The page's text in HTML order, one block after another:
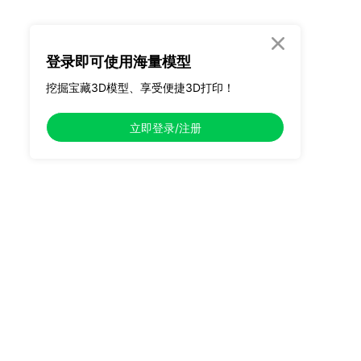
登录即可使用海量模型
挖掘宝藏3D模型、享受便捷3D打印！
立即登录/注册
